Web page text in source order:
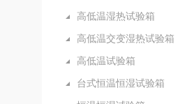
高低温湿热试验箱
高低温交变湿热试验箱
高低温试验箱
台式恒温恒湿试验箱